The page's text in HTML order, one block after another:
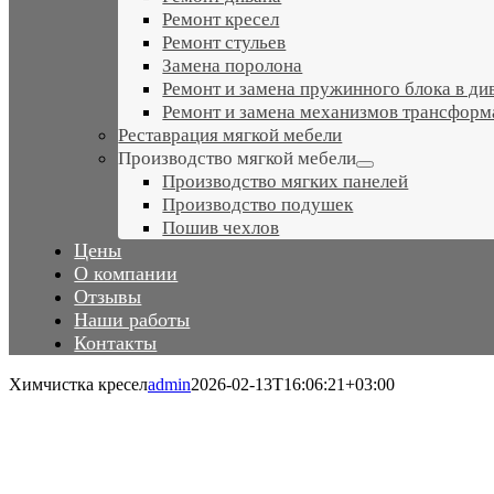
Ремонт кресел
Ремонт стульев
Замена поролона
Ремонт и замена пружинного блока в
Ремонт и замена механизмов
Реставрация мягкой мебели
Производство мягкой мебели
Производство мягких панелей
Производство подушек
Пошив чехлов
Цены
О компании
Отзывы
Наши работы
Контакты
Химчистка креселadmin2026-02-13T16:06:21+03:00